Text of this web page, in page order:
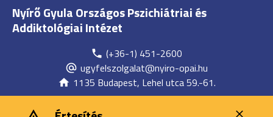
Nyírő Gyula Országos Pszichiátriai és
Addiktológiai Intézet
(+36-1) 451-2600
ugyfelszolgalat@nyiro-opai.hu
1135 Budapest, Lehel utca 59.-61.